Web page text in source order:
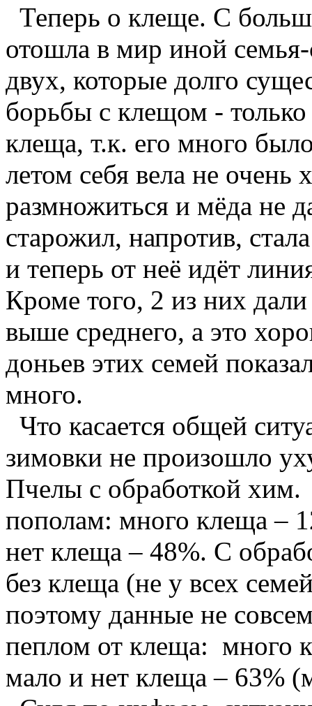
Теперь о клеще. С
отошла в мир иной
двух, которые долго
борьбы с клещом -
клеща, т.к. его много
летом себя вела не очень
размножиться и мёда не
старожил, напротив,
и теперь от неё идёт
Кроме того, 2 из них
выше среднего, а это
доньев этих семей
много.
Что касается общей
зимовки не произошло
Пчелы с обработкой
пополам: много клеща –
нет клеща – 48%. С
без клеща (не у всех
поэтому данные не
пеплом от клеща: много
мало и нет клеща – 63%